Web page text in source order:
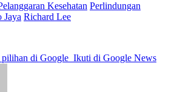
Kesehatan Perlindungan
Jaya Richard Lee
pilihan di Google Ikuti di Google News